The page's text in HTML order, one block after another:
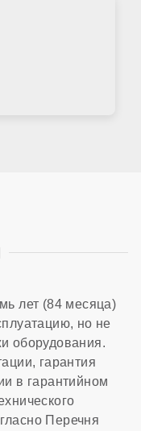
лет (84 месяца)
но не
оборудования.
гарантия
в гарантийном
Перечня